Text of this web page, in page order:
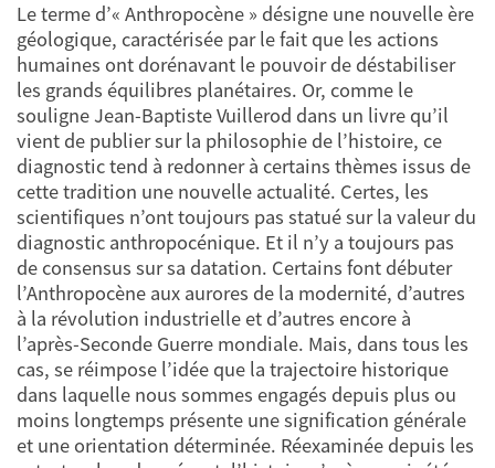
Le terme d’« Anthropocène » désigne une nouvelle ère
géologique, caractérisée par le fait que les actions
humaines ont dorénavant le pouvoir de déstabiliser
les grands équilibres planétaires. Or, comme le
souligne Jean-Baptiste Vuillerod dans un livre qu’il
vient de publier sur la philosophie de l’histoire, ce
diagnostic tend à redonner à certains thèmes issus de
cette tradition une nouvelle actualité. Certes, les
scientifiques n’ont toujours pas statué sur la valeur du
diagnostic anthropocénique. Et il n’y a toujours pas
de consensus sur sa datation. Certains font débuter
l’Anthropocène aux aurores de la modernité, d’autres
à la révolution industrielle et d’autres encore à
l’après-Seconde Guerre mondiale. Mais, dans tous les
cas, se réimpose l’idée que la trajectoire historique
dans laquelle nous sommes engagés depuis plus ou
moins longtemps présente une signification générale
et une orientation déterminée. Réexaminée depuis les